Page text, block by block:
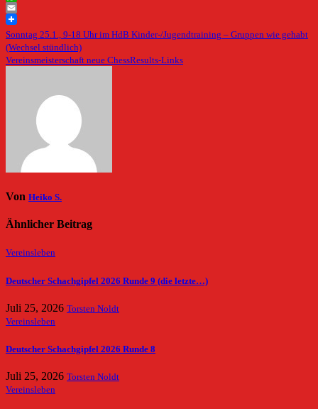
WhatsApp
Email
Beitragsnavigation
Sonntag 25.1., 9-18 Uhr im HdB Kinder-/Jugendtraining – Gruppen wie gehabt
(Wechsel stündlich)
Vereinsmeisterschaft neue ChessResults-Links
Von Heiko S.
Ähnlicher Beitrag
Vereinsleben
Deutscher Schachgipfel 2026 Runde 9 (die letzte…)
Juli 25, 2026 Torsten Noldt
Vereinsleben
Deutscher Schachgipfel 2026 Runde 8
Juli 25, 2026 Torsten Noldt
Vereinsleben